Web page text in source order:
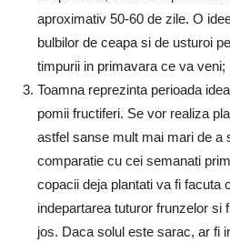
aproximativ 50-60 de zile. O
bulbilor de ceapa si de usturoi
timpurii in primavara ce va veni;
Toamna reprezinta perioada
pomii fructiferi. Se vor realiza
astfel sanse mult mai mari de a
comparatie cu cei semanati
copacii deja plantati va fi facuta
indepartarea tuturor frunzelor si
jos. Daca solul este sarac, ar fi